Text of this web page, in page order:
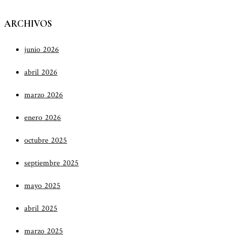
ARCHIVOS
junio 2026
abril 2026
marzo 2026
enero 2026
octubre 2025
septiembre 2025
mayo 2025
abril 2025
marzo 2025